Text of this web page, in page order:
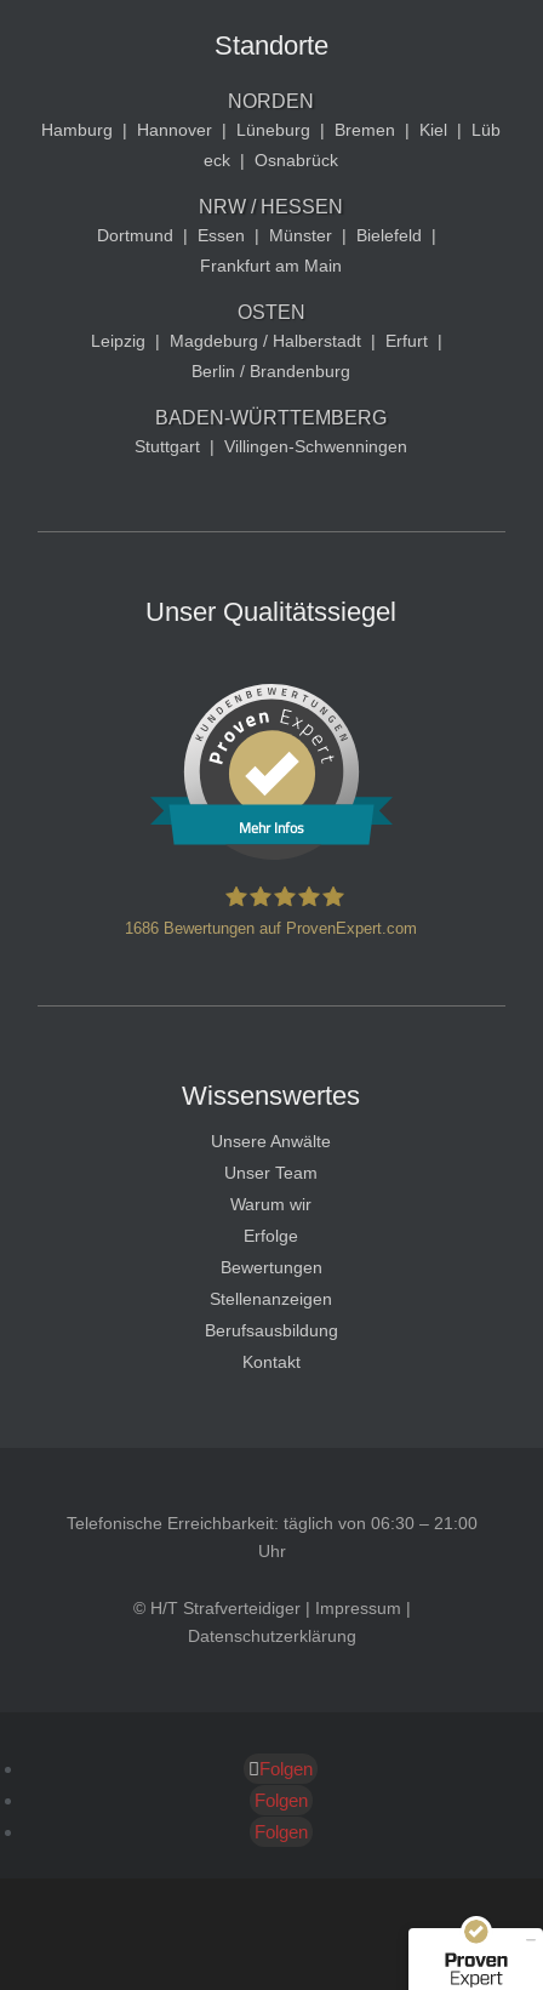
Standorte
NORDEN
Hamburg | Hannover | Lüneburg | Bremen | Kiel |
Lüb
eck | Osnabrück
NRW / HESSEN
Dortmund | Essen | Münster | Bielefeld
|
Frankfurt am Main
OSTEN
Leipzig | Magdeburg / Halberstadt | Erfurt |
Berlin / Brandenburg
BADEN-WÜRTTEMBERG
Stuttgart | Villingen-Schwenningen
Unser Qualitätssiegel
Mehr Infos
1686 Bewertungen auf ProvenExpert.com
Wissenswertes
Unsere Anwälte
Unser Team
Warum wir
Erfolge
Bewertungen
Stellenanzeigen
Berufsausbildung
Kontakt
Telefonische Erreichbarkeit: täglich von 06:30 – 21:00
Uhr
© H/T Strafverteidiger | Impressum |
Datenschutzerklärung
Folgen
Folgen
Folgen
Kundenbewertungen und Erfahrungen zu
SEHR GUT
40